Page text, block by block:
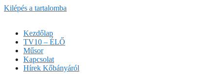
Kilépés a tartalomba
Kezdőlap
TV10 – ÉLŐ
Műsor
Kapcsolat
Hírek Kőbányáról